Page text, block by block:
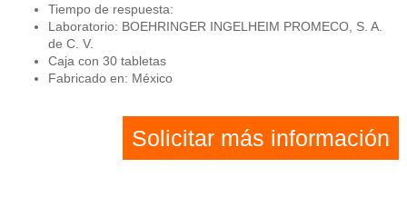
Tiempo de respuesta:
Laboratorio: BOEHRINGER INGELHEIM PROMECO, S. A.
de C. V.
Caja con 30 tabletas
Fabricado en: México
Solicitar más información